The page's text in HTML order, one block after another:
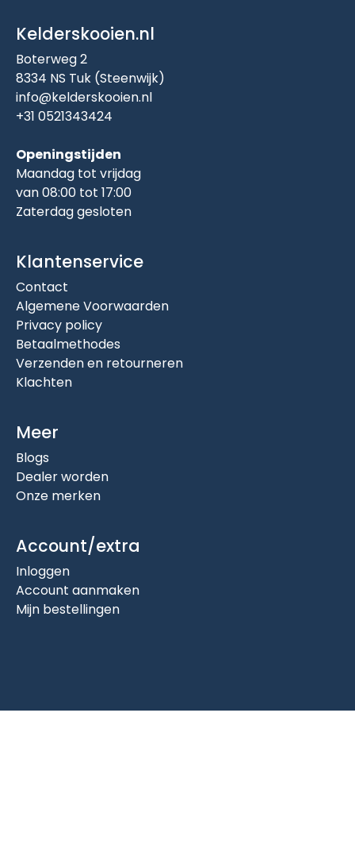
Kelderskooien.nl
Boterweg 2
8334 NS Tuk (Steenwijk)
info@kelderskooien.nl
+31 0521343424
Openingstijden
Maandag tot vrijdag
van 08:00 tot 17:00
Zaterdag gesloten
Klantenservice
Contact
Algemene Voorwaarden
Privacy policy
Betaalmethodes
Verzenden en retourneren
Klachten
Meer
Blogs
Dealer worden
Onze merken
Account/extra
Inloggen
Account aanmaken
Mijn bestellingen